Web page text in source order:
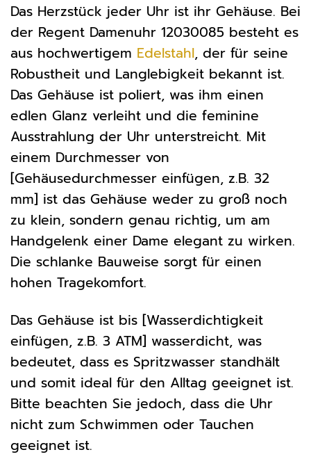
Das Herzstück jeder Uhr ist ihr Gehäuse. Bei
der Regent Damenuhr 12030085 besteht es
aus hochwertigem Edelstahl, der für seine
Robustheit und Langlebigkeit bekannt ist.
Das Gehäuse ist poliert, was ihm einen
edlen Glanz verleiht und die feminine
Ausstrahlung der Uhr unterstreicht. Mit
einem Durchmesser von
[Gehäusedurchmesser einfügen, z.B. 32
mm] ist das Gehäuse weder zu groß noch
zu klein, sondern genau richtig, um am
Handgelenk einer Dame elegant zu wirken.
Die schlanke Bauweise sorgt für einen
hohen Tragekomfort.
Das Gehäuse ist bis [Wasserdichtigkeit
einfügen, z.B. 3 ATM] wasserdicht, was
bedeutet, dass es Spritzwasser standhält
und somit ideal für den Alltag geeignet ist.
Bitte beachten Sie jedoch, dass die Uhr
nicht zum Schwimmen oder Tauchen
geeignet ist.